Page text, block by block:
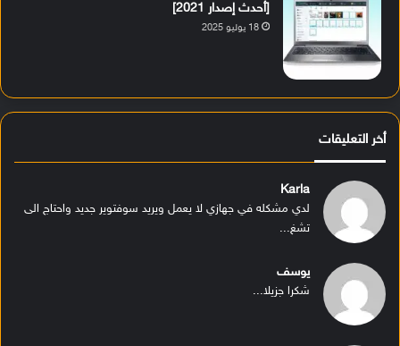
[أحدث إصدار 2021]
18 يوليو 2025
أخر التعليقات
Karla
لدي مشكله في جهازي لا يعمل ويريد سوفتوير جديد واحتاج الى
تشغ...
يوسف
شكرا جزيلا...